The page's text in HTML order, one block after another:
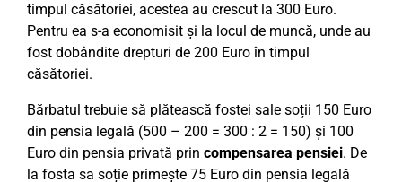
timpul căsătoriei, acestea au crescut la 300 Euro.
Pentru ea s-a economisit și la locul de muncă, unde au
fost dobândite drepturi de 200 Euro în timpul
căsătoriei.
Bărbatul trebuie să plătească fostei sale soții 150 Euro
din pensia legală (500 – 200 = 300 : 2 = 150) și 100
Euro din pensia privată prin compensarea pensiei. De
la fosta sa soție primește 75 Euro din pensia legală